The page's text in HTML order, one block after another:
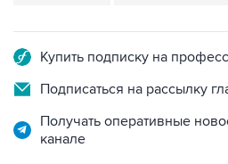
Купить подписку на
Подписаться на рассылку
Получать оперативные
канале